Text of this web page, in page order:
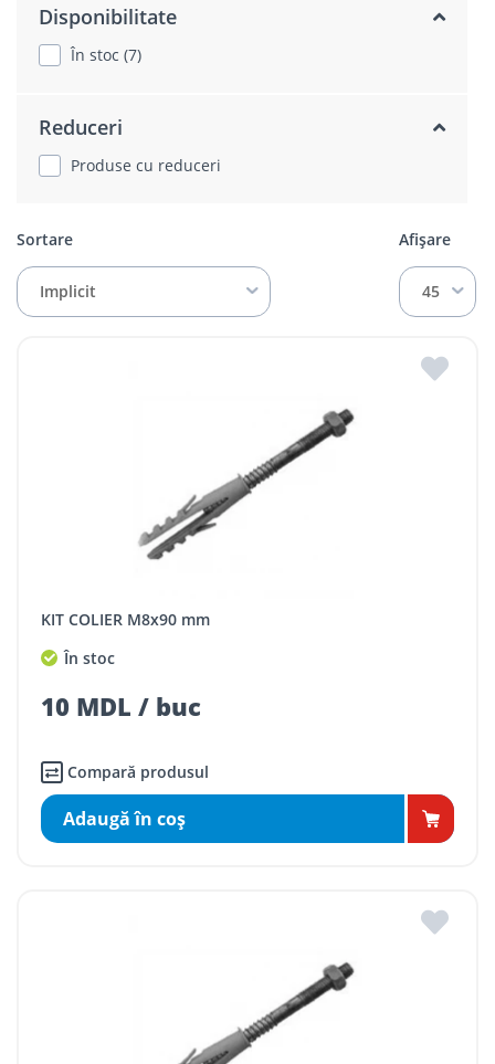
Disponibilitate
În stoc (7)
Reduceri
Produse cu reduceri
Sortare
Implicit
Afișare
45
KIT COLIER M8x90 mm
În stoc
10 MDL / buc
Compară produsul
Adaugă în coş